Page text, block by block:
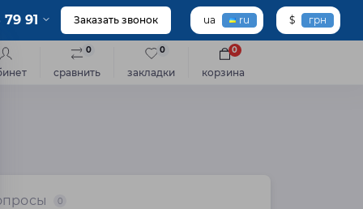
91 Заказать звонок ua ru $ грн
сравнить
0
закладки
0
корзина
0
0